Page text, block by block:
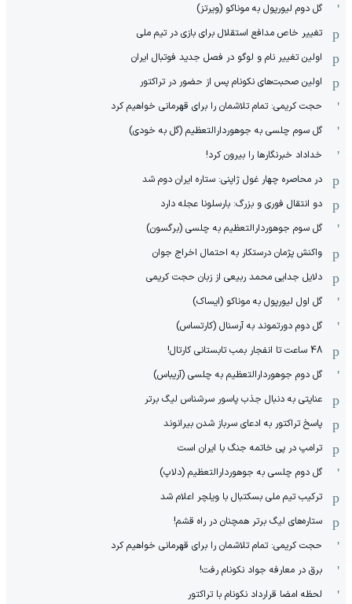
گل دوم لیورپول به موناکو (ویرتز)
تغییر خاص مدافع استقلال برای بازی در تیم ملی
اولین تغییر نام و لوگو در فصل جدید فوتبال ایران
اولین صحبت‌های نکونام پس از حضور در تراکتور
حجت کریمی: تمام تلاشمان را برای قهرمانی خواهیم کرد
گل سوم چلسی به جوهوردارالتعظیم (گل به خودی)
خداداد خبرنگارها را بیرون کرد!
در محاصره چهار غول ژاپنی: ستاره ایران دوم شد
دو انتقال فوری و بزرگ: بارسلونا عجله دارد
گل سوم جوهوردارالتعظیم به چلسی (برگسون)
واکنش پژمان درستکار به احتمال اخراج جوان
دلایل جدایی محمد ربیعی از زبان حجت کریمی
گل اول لیورپول به موناکو (ایساک)
گل دوم دورتموند به آرسنال (کارتساس)
48 ساعت تا انفجار بمب تابستانی کارتال!
گل دوم جوهوردارالتعظیم به چلسی (آریباس)
عنایتی به دنبال جذب پاسور سرشناس لیگ برتر
پاسخ تراکتور به ادعای سرباز شدن بیرانوند
ترامپ در پی خاتمه جنگ با ایران است
گل دوم چلسی به جوهوردارالتعظیم (دلاپ)
ترکیب تیم ملی بسکتبال با ویلچر اعلام شد
ستاره‌های لیگ برتر همچنان در راه قشم!
حجت کریمی: تمام تلاشمان را برای قهرمانی خواهیم کرد
برق در معارفه جواد نکونام رفت!
لحظه امضا قرارداد نکونام با تراکتور